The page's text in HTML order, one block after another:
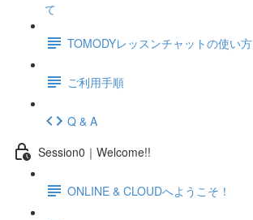
て
TOMODYレッスンチャットの使い方
ご利用手順
Q & A
Session0｜Welcome!!
ONLINE & CLOUDへようこそ！